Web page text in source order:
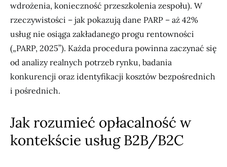
wdrożenia, konieczność przeszkolenia zespołu). W
rzeczywistości – jak pokazują dane PARP – aż 42%
usług nie osiąga zakładanego progu rentowności
(„PARP, 2025”). Każda procedura powinna zaczynać się
od analizy realnych potrzeb rynku, badania
konkurencji oraz identyfikacji kosztów bezpośrednich
i pośrednich.
Jak rozumieć opłacalność w
kontekście usług B2B/B2C